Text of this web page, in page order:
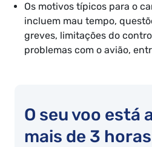
Os motivos típicos para o
incluem mau tempo,
greves, limitações do
problemas com o avião,
O seu voo está
mais de 3